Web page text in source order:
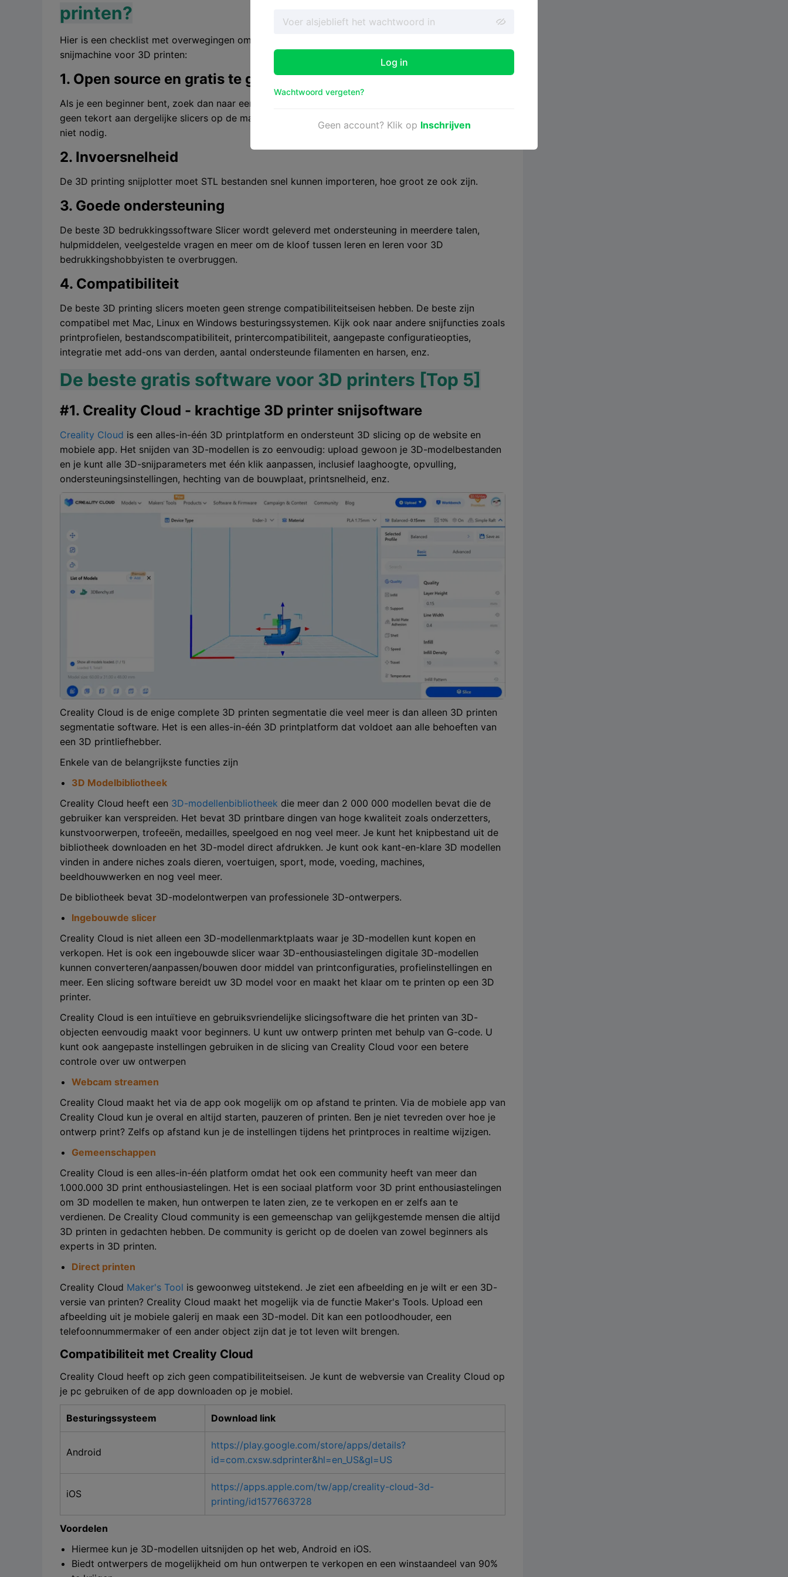
printen?
Hier is een checklist met overwegingen om in gedachten te houden bij het kiezen van de beste
snijmachine voor 3D printen:
1. Open source en gratis te gebruiken
Als je een beginner bent, zoek dan naar een gratis en open source 3D printen snijmachine. Er is
geen tekort aan dergelijke slicers op de markt. Gevorderde gebruikers hebben deze lijst misschien
niet nodig.
2. Invoersnelheid
De 3D printing snijplotter moet STL bestanden snel kunnen importeren, hoe groot ze ook zijn.
3. Goede ondersteuning
De beste 3D bedrukkingssoftware Slicer wordt geleverd met ondersteuning in meerdere talen,
hulpmiddelen, veelgestelde vragen en meer om de kloof tussen leren en leren voor 3D
bedrukkingshobbyisten te overbruggen.
4. Compatibiliteit
De beste 3D printing slicers moeten geen strenge compatibiliteitseisen hebben. De beste zijn
compatibel met Mac, Linux en Windows besturingssystemen. Kijk ook naar andere snijfuncties zoals
printprofielen, bestandscompatibiliteit, printercompatibiliteit, aangepaste configuratieopties,
integratie met add-ons van derden, aantal ondersteunde filamenten en harsen, enz.
De beste gratis software voor 3D printers [Top 5]
#1. Creality Cloud - krachtige 3D printer snijsoftware
Creality Cloud is een alles-in-één 3D printplatform en ondersteunt 3D slicing op de website en
mobiele app. Het snijden van 3D-modellen is zo eenvoudig: upload gewoon je 3D-modelbestanden
en je kunt alle 3D-snijparameters met één klik aanpassen, inclusief laaghoogte, opvulling,
ondersteuningsinstellingen, hechting van de bouwplaat, printsnelheid, enz.
Creality Cloud is de enige complete 3D printen segmentatie die veel meer is dan alleen 3D printen
segmentatie software. Het is een alles-in-één 3D printplatform dat voldoet aan alle behoeften van
een 3D printliefhebber.
Enkele van de belangrijkste functies zijn
3D Modelbibliotheek
Creality Cloud heeft een 3D-modellenbibliotheek die meer dan 2 000 000 modellen bevat die de
gebruiker kan verspreiden. Het bevat 3D printbare dingen van hoge kwaliteit zoals onderzetters,
kunstvoorwerpen, trofeeën, medailles, speelgoed en nog veel meer. Je kunt het knipbestand uit de
bibliotheek downloaden en het 3D-model direct afdrukken. Je kunt ook kant-en-klare 3D modellen
vinden in andere niches zoals dieren, voertuigen, sport, mode, voeding, machines,
beeldhouwwerken en nog veel meer.
De bibliotheek bevat 3D-modelontwerpen van professionele 3D-ontwerpers.
Ingebouwde slicer
Creality Cloud is niet alleen een 3D-modellenmarktplaats waar je 3D-modellen kunt kopen en
verkopen. Het is ook een ingebouwde slicer waar 3D-enthousiastelingen digitale 3D-modellen
kunnen converteren/aanpassen/bouwen door middel van printconfiguraties, profielinstellingen en
meer. Een slicing software bereidt uw 3D model voor en maakt het klaar om te printen op een 3D
printer.
Creality Cloud is een intuïtieve en gebruiksvriendelijke slicingsoftware die het printen van 3D-
objecten eenvoudig maakt voor beginners. U kunt uw ontwerp printen met behulp van G-code. U
kunt ook aangepaste instellingen gebruiken in de slicing van Creality Cloud voor een betere
controle over uw ontwerpen
Webcam streamen
Creality Cloud maakt het via de app ook mogelijk om op afstand te printen. Via de mobiele app van
Creality Cloud kun je overal en altijd starten, pauzeren of printen. Ben je niet tevreden over hoe je
ontwerp print? Zelfs op afstand kun je de instellingen tijdens het printproces in realtime wijzigen.
Gemeenschappen
Creality Cloud is een alles-in-één platform omdat het ook een community heeft van meer dan
1.000.000 3D print enthousiastelingen. Het is een sociaal platform voor 3D print enthousiastelingen
om 3D modellen te maken, hun ontwerpen te laten zien, ze te verkopen en er zelfs aan te
verdienen. De Creality Cloud community is een gemeenschap van gelijkgestemde mensen die altijd
3D printen in gedachten hebben. De community is gericht op de doelen van zowel beginners als
experts in 3D printen.
Direct printen
Creality Cloud Maker's Tool is gewoonweg uitstekend. Je ziet een afbeelding en je wilt er een 3D-
versie van printen? Creality Cloud maakt het mogelijk via de functie Maker's Tools. Upload een
afbeelding uit je mobiele galerij en maak een 3D-model. Dit kan een potloodhouder, een
telefoonnummermaker of een ander object zijn dat je tot leven wilt brengen.
Compatibiliteit met Creality Cloud
Creality Cloud heeft op zich geen compatibiliteitseisen. Je kunt de webversie van Creality Cloud op
je pc gebruiken of de app downloaden op je mobiel.
Besturingssysteem Download link
Android
https://play.google.com/store/apps/details?
id=com.cxsw.sdprinter&hl=en_US&gl=US
iOS
https://apps.apple.com/tw/app/creality-cloud-3d-
printing/id1577663728
Voordelen
Hiermee kun je 3D-modellen uitsnijden op het web, Android en iOS.
Biedt ontwerpers de mogelijkheid om hun ontwerpen te verkopen en een winstaandeel van 90%
Log in
Wachtwoord vergeten?
Geen account? Klik op Inschrijven